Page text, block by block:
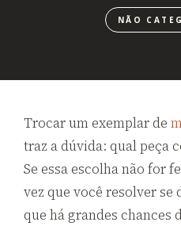
NÃO
Trocar um exemplar de
traz a dúvida: qual peça
Se essa escolha não for
vez que você resolver se
que há grandes chances